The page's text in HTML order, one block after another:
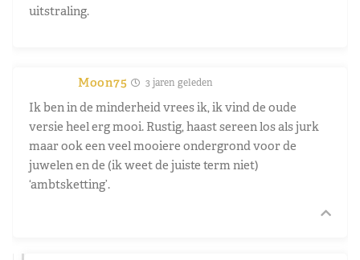
uitstraling.
Moon75 3 jaren geleden
Ik ben in de minderheid vrees ik, ik vind de oude
versie heel erg mooi. Rustig, haast sereen los als jurk
maar ook een veel mooiere ondergrond voor de
juwelen en de (ik weet de juiste term niet)
‘ambtsketting’.